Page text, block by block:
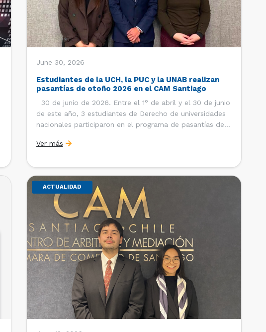
June 30, 2026
Estudiantes de la UCH, la PUC y la UNAB realizan
pasantías de otoño 2026 en el CAM Santiago
30 de junio de 2026. Entre el 1° de abril y el 30 de junio
de este año, 3 estudiantes de Derecho de universidades
nacionales participaron en el programa de pasantías del
Comercio de Santiago (CCS). Así, se realizaron […]
Ver más
ACTUALIDAD